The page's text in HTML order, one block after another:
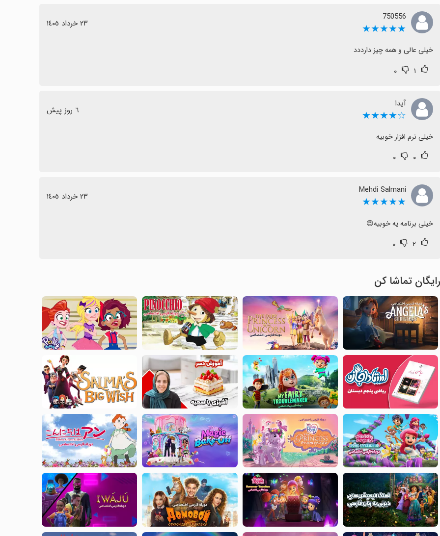
750556
★★★★★ ٢٣ خرداد ١٤٠٥
خیلی عالی و همه چیز دارددد
۱ ۰
آیدا
☆★★★★ ٦ روز پیش
خیلی نرم افزار خوبیه
۰ ۰
Mehdi Salmani
★★★★★ ٢٣ خرداد ١٤٠٥
خیلی برنامه یه خوبیه😍
۲ ۰
رایگان تماشا کن